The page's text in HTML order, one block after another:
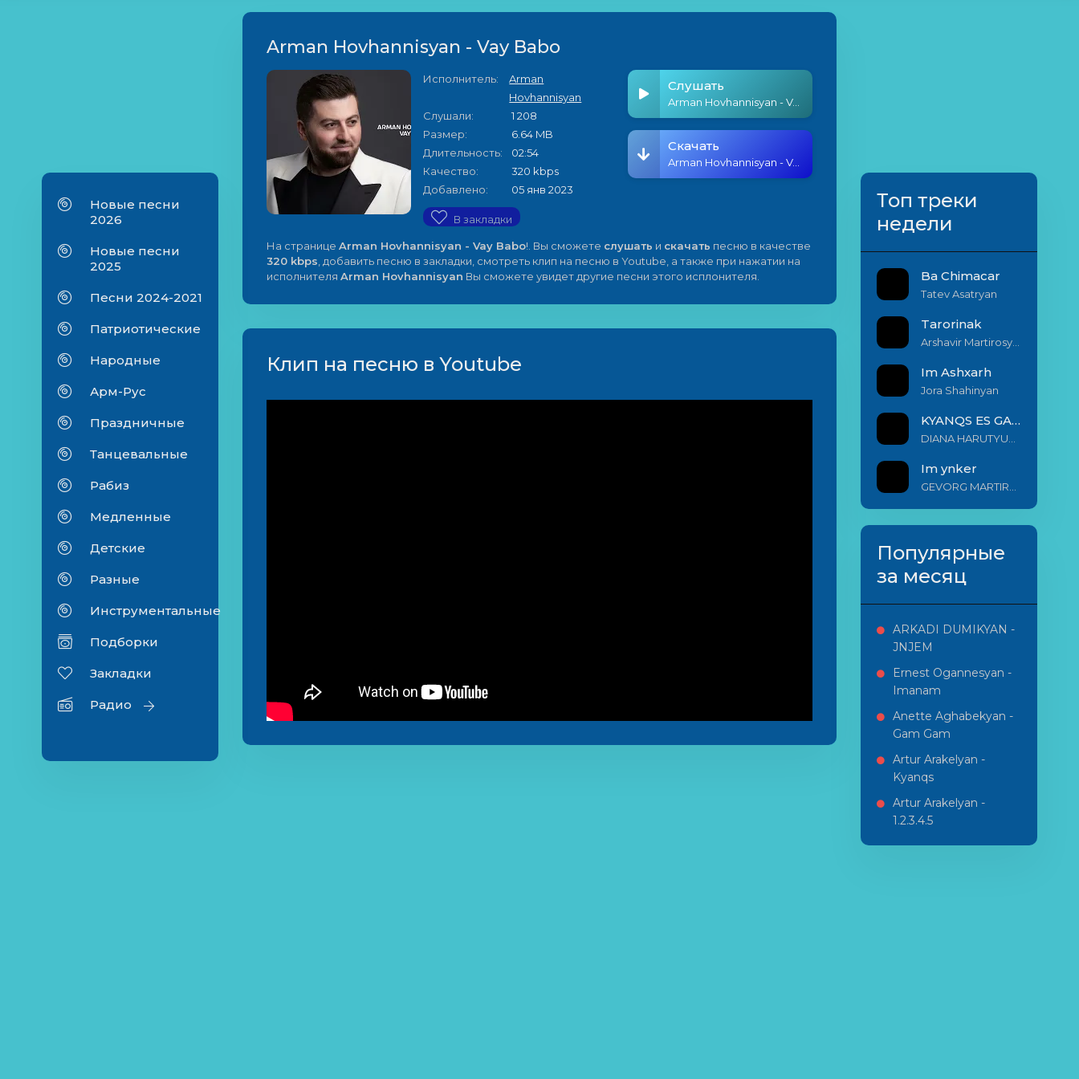
Новые песни
2026
Новые песни
2025
Песни 2024-2021
Патриотические
Народные
Арм-Рус
Праздничные
Танцевальные
Рабиз
Медленные
Детские
Разные
Инструментальные
Подборки
Закладки
Радио
Arman Hovhannisyan - Vay Babo
Исполнитель:
Arman
Hovhannisyan
Слушали:
1 208
Размер:
6.64 MB
Длительность:
02:54
Качество:
320 kbps
Добавлено:
05 янв 2023
В закладки
Слушать
Arman Hovhannisyan - Vay Babo
Скачать
Arman Hovhannisyan - Vay Babo
На странице Arman Hovhannisyan - Vay Babo!. Вы сможете слушать и скачать песню в качестве
320 kbps , добавить песню в закладки, смотреть клип на песню в Youtube, а также при нажатии на
исполнителя Arman Hovhannisyan Вы сможете увидет другие песни этого исплонителя.
Клип на песню в Youtube
Топ треки
недели
Ba Chimacar
Tatev Asatryan
Tarorinak
Im Ashxarh
Jora Shahinyan
KYANQS ES GALIS EM
Im ynker
Популярные
за месяц
ARKADI DUMIKYAN -
JNJEM
Ernest Ogannesyan -
Imanam
Anette Aghabekyan -
Gam Gam
Artur Arakelyan -
Kyanqs
Artur Arakelyan -
1.2.3.4.5